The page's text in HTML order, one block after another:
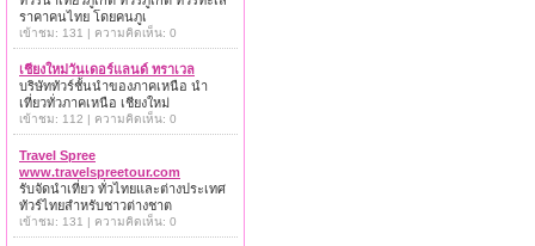
ราคาคนไทย โดยคนภูเ
เข้าชม: 131 | ความคิดเห็น: 0
เชียงใหม่วันเดอร์แลนด์ ทราเวล
บริษัททัวร์ชั้นนำของภาคเหนือ นำ
เที่ยวทั่วภาคเหนือ เชียงใหม่
เข้าชม: 112 | ความคิดเห็น: 0
Travel Spree
www.travelspreetour.com
รับจัดนำเที่ยว ทั่วไทยและต่างประเทศ
ทัวร์ไทยสำหรับชาวต่างชาต
เข้าชม: 131 | ความคิดเห็น: 0